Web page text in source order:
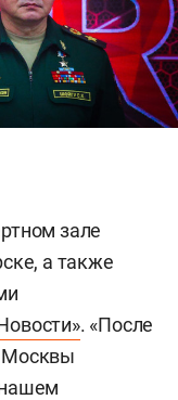
зале
а также
. «После
Москвы